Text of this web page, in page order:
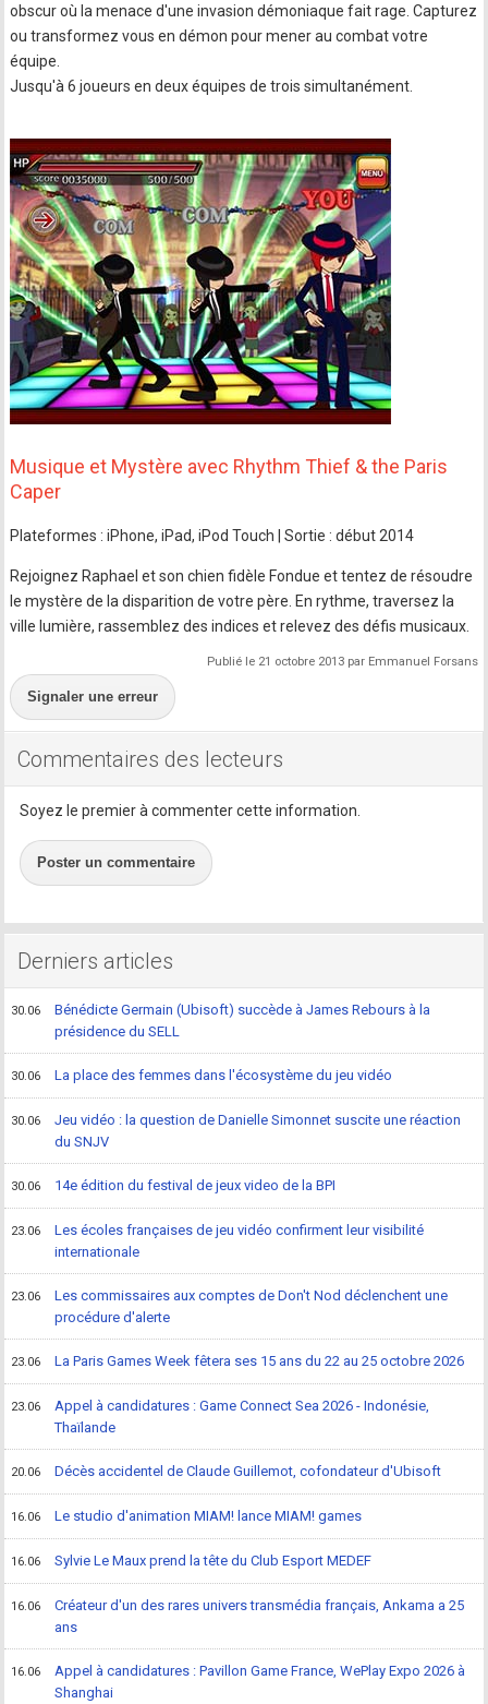
obscur où la menace d'une invasion démoniaque fait rage. Capturez
ou transformez vous en démon pour mener au combat votre
équipe.
Jusqu'à 6 joueurs en deux équipes de trois simultanément.
Musique et Mystère avec Rhythm Thief & the Paris
Caper
Plateformes : iPhone, iPad, iPod Touch | Sortie : début 2014
Rejoignez Raphael et son chien fidèle Fondue et tentez de résoudre
le mystère de la disparition de votre père. En rythme, traversez la
ville lumière, rassemblez des indices et relevez des défis musicaux.
Publié le 21 octobre 2013 par Emmanuel Forsans
Signaler une erreur
Commentaires des lecteurs
Soyez le premier à commenter cette information.
Poster un commentaire
Derniers articles
30.06
Bénédicte Germain (Ubisoft) succède à James Rebours à la
présidence du SELL
30.06 La place des femmes dans l'écosystème du jeu vidéo
30.06
Jeu vidéo : la question de Danielle Simonnet suscite une réaction
du SNJV
30.06 14e édition du festival de jeux video de la BPI
23.06
Les écoles françaises de jeu vidéo confirment leur visibilité
internationale
23.06
Les commissaires aux comptes de Don't Nod déclenchent une
procédure d'alerte
23.06 La Paris Games Week fêtera ses 15 ans du 22 au 25 octobre 2026
23.06
Appel à candidatures : Game Connect Sea 2026 - Indonésie,
Thaïlande
20.06 Décès accidentel de Claude Guillemot, cofondateur d'Ubisoft
16.06 Le studio d'animation MIAM! lance MIAM! games
16.06 Sylvie Le Maux prend la tête du Club Esport MEDEF
16.06
Créateur d'un des rares univers transmédia français, Ankama a 25
ans
16.06
Appel à candidatures : Pavillon Game France, WePlay Expo 2026 à
Shanghai